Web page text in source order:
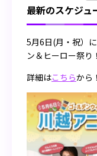
最新のスケジュ
5月6日(月・祝）
ン＆ヒーロー祭り
詳細はこちらから